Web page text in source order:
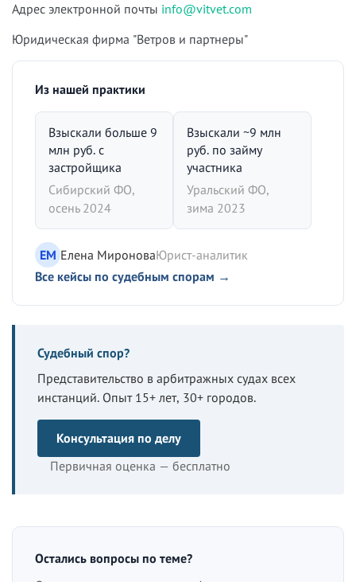
Адрес электронной почты info@vitvet.com
Юридическая фирма "Ветров и партнеры"
Из нашей практики
Взыскали больше 9
млн руб. с
застройщика
Сибирский ФО,
осень 2024
Взыскали ~9 млн
руб. по займу
участника
Уральский ФО,
зима 2023
ЕМ Елена МироноваЮрист-аналитик
Все кейсы по судебным спорам →
Судебный спор?
Представительство в арбитражных судах всех
инстанций. Опыт 15+ лет, 30+ городов.
Консультация по делу
Первичная оценка — бесплатно
Остались вопросы по теме?